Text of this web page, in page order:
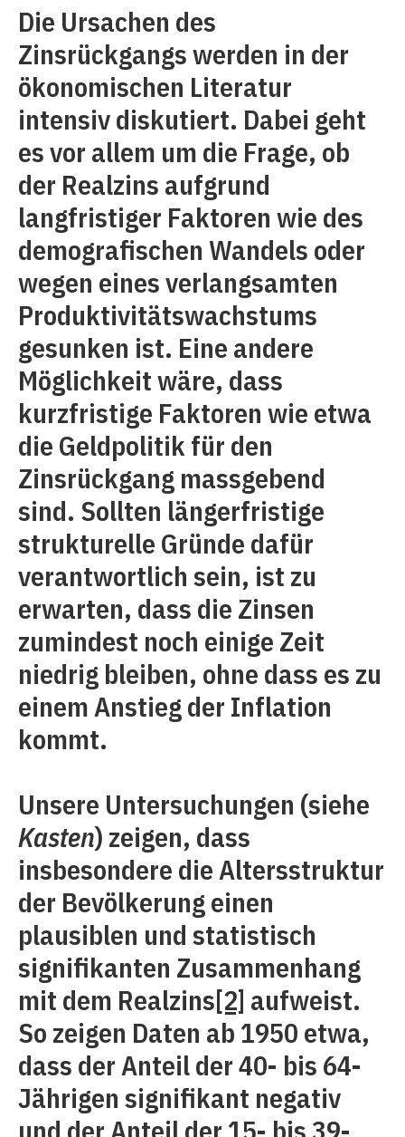
Die Ursachen des
Zinsrückgangs werden in der
ökonomischen Literatur
intensiv diskutiert. Dabei geht
es vor allem um die Frage, ob
der Realzins aufgrund
langfristiger Faktoren wie des
demografischen Wandels oder
wegen eines verlangsamten
Produktivitätswachstums
gesunken ist. Eine andere
Möglichkeit wäre, dass
kurzfristige Faktoren wie etwa
die Geldpolitik für den
Zinsrückgang massgebend
sind. Sollten längerfristige
strukturelle Gründe dafür
verantwortlich sein, ist zu
erwarten, dass die Zinsen
zumindest noch einige Zeit
niedrig bleiben, ohne dass es zu
einem Anstieg der Inflation
kommt.
Unsere Untersuchungen (siehe
Kasten) zeigen, dass
insbesondere die Altersstruktur
der Bevölkerung einen
plausiblen und statistisch
signifikanten Zusammenhang
mit dem Realzins[2] aufweist.
So zeigen Daten ab 1950 etwa,
dass der Anteil der 40- bis 64-
Jährigen signifikant negativ